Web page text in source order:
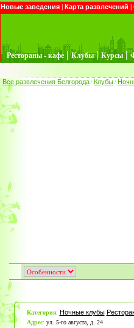
Новые заведения | Карта развлечений |
Рестораны - кафе | Клубы | Курсы |
Все развлечения Белгорода / Клубы /
Категория: Ночные клубы
Адрес: ул. 5-го августа, д. 24